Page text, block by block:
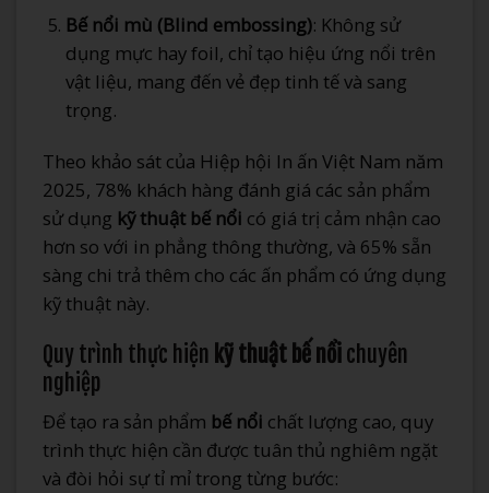
Bế nổi mù (Blind embossing): Không sử
dụng mực hay foil, chỉ tạo hiệu ứng nổi trên
vật liệu, mang đến vẻ đẹp tinh tế và sang
trọng.
Theo khảo sát của Hiệp hội In ấn Việt Nam năm
2025, 78% khách hàng đánh giá các sản phẩm
sử dụng kỹ thuật bế nổi có giá trị cảm nhận cao
hơn so với in phẳng thông thường, và 65% sẵn
sàng chi trả thêm cho các ấn phẩm có ứng dụng
kỹ thuật này.
Quy trình thực hiện kỹ thuật bế nổi chuyên
nghiệp
Để tạo ra sản phẩm bế nổi chất lượng cao, quy
trình thực hiện cần được tuân thủ nghiêm ngặt
và đòi hỏi sự tỉ mỉ trong từng bước: